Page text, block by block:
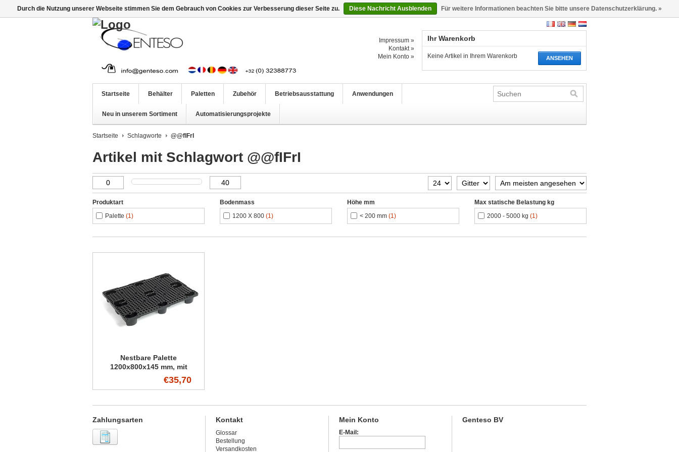
Impressum »
Kontakt »
Mein Konto »
Ihr Warenkorb
ANSEHEN
Keine Artikel in Ihrem Warenkorb
Startseite Behälter Paletten Zubehör Betriebsausstattung Anwendungen
Neu in unserem Sortiment Automatisierungsprojekte
Startseite Schlagworte @@fIFrI
Artikel mit Schlagwort @@fIFrI
Produktart
Palette (1)
Bodenmass
1200 X 800 (1)
Höhe mm
< 200 mm (1)
Max statische Belastung kg
2000 - 5000 kg (1)
Nestbare Palette
1200x800x145 mm, mit
verstärkten Füße€35,70
Zahlungsarten Kontakt
Glossar
Bestellung
Versandkosten
Mein Konto
E-Mail:
Genteso BV
Durch die Nutzung unserer Webseite stimmen Sie dem Gebrauch von Cookies zur Verbesserung dieser Seite zu. Diese Nachricht Ausblenden Für weitere Informationen beachten Sie bitte unsere Datenschutzerklärung. »